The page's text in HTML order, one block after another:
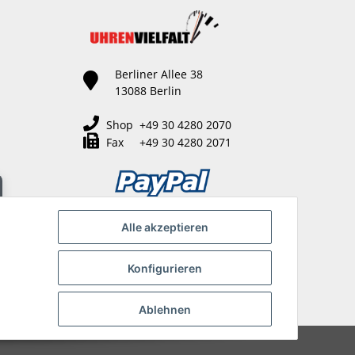
Alle akzeptieren
Konfigurieren
Ablehnen
Berliner Allee 38
13088 Berlin
Shop +49 30 4280 2070
Fax +49 30 4280 2071